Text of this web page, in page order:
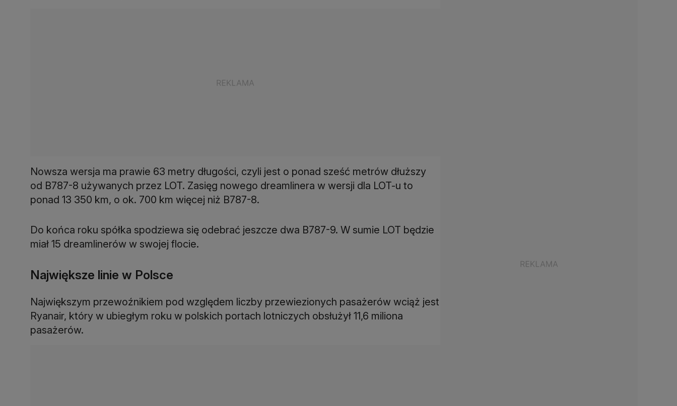
Nowsza wersja ma prawie 63 metry długości, czyli jest o ponad sześć metrów dłuższy
od B787-8 używanych przez LOT. Zasięg nowego dreamlinera w wersji dla LOT-u to
ponad 13 350 km, o ok. 700 km więcej niż B787-8.
Do końca roku spółka spodziewa się odebrać jeszcze dwa B787-9. W sumie LOT będzie
miał 15 dreamlinerów w swojej flocie.
Największe linie w Polsce
Największym przewoźnikiem pod względem liczby przewiezionych pasażerów wciąż jest
Ryanair, który w ubiegłym roku w polskich portach lotniczych obsłużył 11,6 miliona
pasażerów.